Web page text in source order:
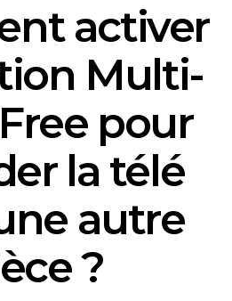
activer
Multi-
pour
la télé
autre
?